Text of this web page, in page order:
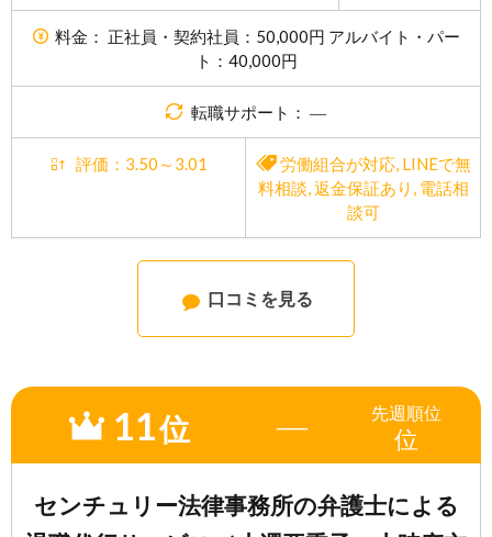
料金： 正社員・契約社員：50,000円 アルバイト・パー
ト：40,000円
転職サポート： ―
評価：3.50～3.01 労働組合が対応, LINEで無
料相談,返金保証あり , 電話相
談可
口コミを見る
11位 ― 先週順位
位
センチュリー法律事務所の弁護士による